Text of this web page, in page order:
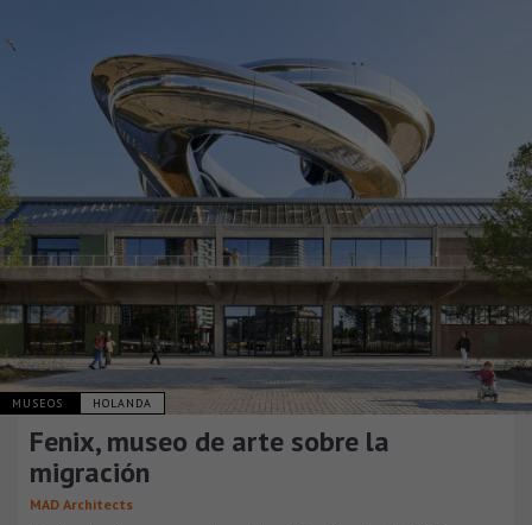
MUSEOS HOLANDA
Fenix, museo de arte sobre la
migración
MAD Architects